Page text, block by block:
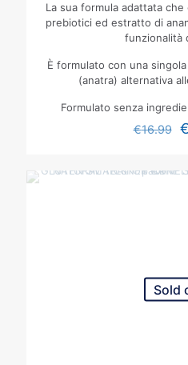
La sua formula adattata
prebiotici ed estratto di
funzionalità
È formulato con una
(anatra) alternativa
Formulato senza
€16.99 €
Sold